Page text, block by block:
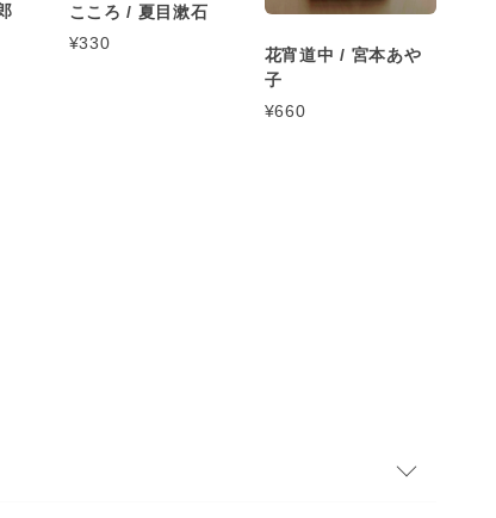
こころ / 夏目漱石
¥330
花宵道中 / 宮本あや
子
¥660